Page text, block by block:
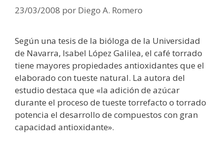
23/03/2008 por Diego A. Romero
Según una tesis de la bióloga de la Universidad
de Navarra, Isabel López Galilea, el café torrado
tiene mayores propiedades antioxidantes que el
elaborado con tueste natural. La autora del
estudio destaca que «la adición de azúcar
durante el proceso de tueste torrefacto o torrado
potencia el desarrollo de compuestos con gran
capacidad antioxidante».